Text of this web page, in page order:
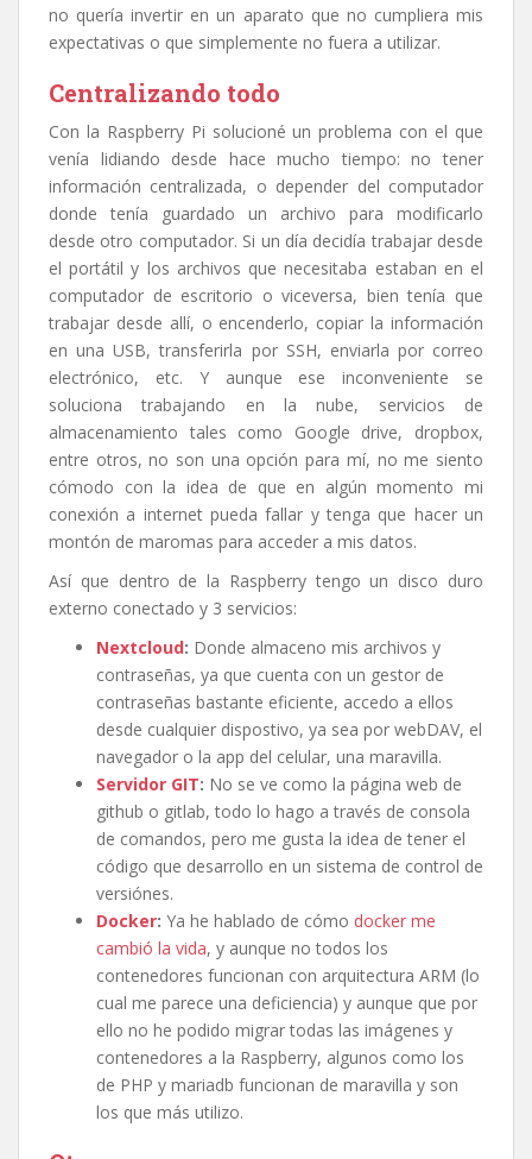
no quería invertir en un aparato que no cumpliera mis
expectativas o que simplemente no fuera a utilizar.
Centralizando todo
Con la Raspberry Pi solucioné un problema con el que
venía lidiando desde hace mucho tiempo: no tener
información centralizada, o depender del computador
donde tenía guardado un archivo para modificarlo
desde otro computador. Si un día decidía trabajar desde
el portátil y los archivos que necesitaba estaban en el
computador de escritorio o viceversa, bien tenía que
trabajar desde allí, o encenderlo, copiar la información
en una USB, transferirla por SSH, enviarla por correo
electrónico, etc. Y aunque ese inconveniente se
soluciona trabajando en la nube, servicios de
almacenamiento tales como Google drive, dropbox,
entre otros, no son una opción para mí, no me siento
cómodo con la idea de que en algún momento mi
conexión a internet pueda fallar y tenga que hacer un
montón de maromas para acceder a mis datos.
Así que dentro de la Raspberry tengo un disco duro
externo conectado y 3 servicios:
Nextcloud: Donde almaceno mis archivos y
contraseñas, ya que cuenta con un gestor de
contraseñas bastante eficiente, accedo a ellos
desde cualquier dispostivo, ya sea por webDAV, el
navegador o la app del celular, una maravilla.
Servidor GIT: No se ve como la página web de
github o gitlab, todo lo hago a través de consola
de comandos, pero me gusta la idea de tener el
código que desarrollo en un sistema de control de
versiónes.
Docker: Ya he hablado de cómo docker me
cambió la vida, y aunque no todos los
contenedores funcionan con arquitectura ARM (lo
cual me parece una deficiencia) y aunque que por
ello no he podido migrar todas las imágenes y
contenedores a la Raspberry, algunos como los
de PHP y mariadb funcionan de maravilla y son
los que más utilizo.